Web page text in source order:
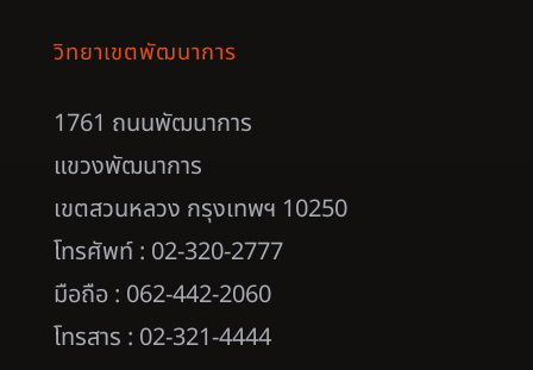
วิทยาเขตพัฒนาการ
1761 ถนนพัฒนาการ
แขวงพัฒนาการ
เขตสวนหลวง กรุงเทพฯ 10250
โทรศัพท์ : 02-320-2777
มือถือ : 062-442-2060
โทรสาร : 02-321-4444